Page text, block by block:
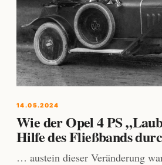
14.05.2024
Wie der Opel 4 PS
Hilfe des Fließbands
… austein dieser Veränderung